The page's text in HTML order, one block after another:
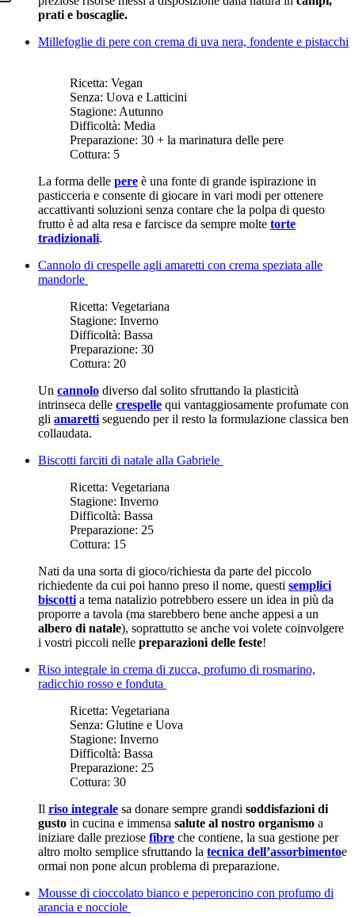
prati e boscaglie.
Millefoglie di pere con crema di uva nera, fondente e pistacchi
Ricetta: Vegan
Senza: Uova e Latticini
Stagione: Autunno
Difficoltà: Media
Preparazione: 30 + la marinatura delle pere
Cottura: 5
La forma delle pere è una fonte di grande ispirazione in
pasticceria e consente di giocare in vari modi per ottenere
accattivanti soluzioni senza contare che la polpa di questo
frutto è ad alta resa e farcisce da sempre molte torte
tradizionali.
Cannolo di crespelle agli amaretti con crema speziata alle
mandorle
Ricetta: Vegetariana
Stagione: Inverno
Difficoltà: Bassa
Preparazione: 30
Cottura: 20
Un cannolo diverso dal solito sfruttando la plasticità
intrinseca delle crespelle qui vantaggiosamente profumate con
gli amaretti seguendo per il resto la formulazione classica ben
collaudata.
Biscotti farciti di natale alla Gabriele
Ricetta: Vegetariana
Stagione: Inverno
Difficoltà: Bassa
Preparazione: 25
Cottura: 15
Nati da una sorta di gioco/richiesta da parte del piccolo
richiedente da cui poi hanno preso il nome, questi semplici
biscotti a tema natalizio potrebbero essere un idea in più da
proporre a tavola (ma starebbero bene anche appesi a un
albero di natale), soprattutto se anche voi volete coinvolgere
i vostri piccoli nelle preparazioni delle feste!
Riso integrale in crema di zucca, profumo di rosmarino,
radicchio rosso e fonduta
Ricetta: Vegetariana
Senza: Glutine e Uova
Stagione: Inverno
Difficoltà: Bassa
Preparazione: 25
Cottura: 30
Il riso integrale sa donare sempre grandi soddisfazioni di
gusto in cucina e immensa salute al nostro organismo a
iniziare dalle preziose fibre che contiene, la sua gestione per
altro molto semplice sfruttando la tecnica dell’assorbimentoe
ormai non pone alcun problema di preparazione.
Mousse di cioccolato bianco e peperoncino con profumo di
arancia e nocciole